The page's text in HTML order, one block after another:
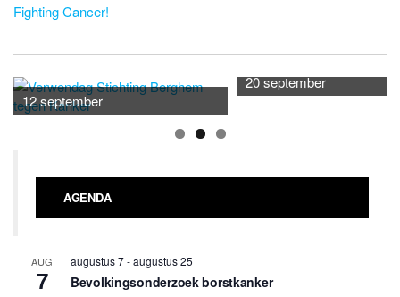
Fighting Cancer!
12 september
20 september
AGENDA
AUG
7
augustus 7-augustus 25
Bevolkingsonderzoek borstkanker